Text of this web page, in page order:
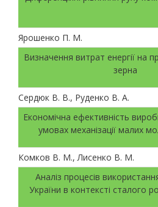
Ярошенко П. М.
Визначення витрат енергії на
зерна
Сердюк В. В., Руденко В. А.
Економічна ефективність
умовах механізації малих
Комков В. М., Лисенко В. М.
Аналіз процесів
України в контексті сталого